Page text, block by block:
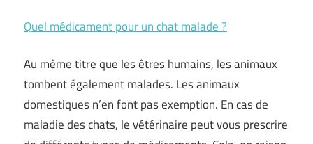
Quel médicament pour un chat malade ?
Au même titre que les êtres humains, les animaux
tombent également malades. Les animaux
domestiques n’en font pas exemption. En cas de
maladie des chats, le vétérinaire peut vous prescrire